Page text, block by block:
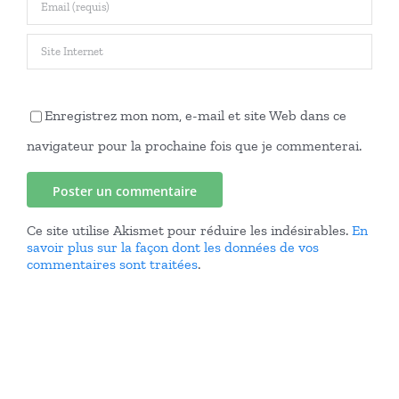
Enregistrez mon nom, e-mail et site Web dans ce
navigateur pour la prochaine fois que je commenterai.
Ce site utilise Akismet pour réduire les indésirables. En
savoir plus sur la façon dont les données de vos
commentaires sont traitées.